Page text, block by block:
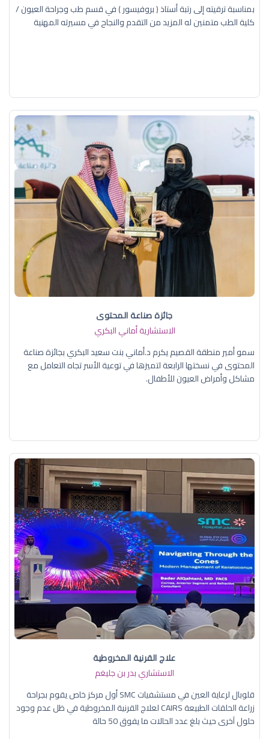
بمناسبة ترقيته إلى رتبة أستاذ ( بروفيسور ) في قسم طب وجراحة العيون /
كلية الطب متمنين له المزيد من التقدم والنجاح في مسيرته المهنية
جائزة صناعة المحتوى
الاستشارية أماني البكري
سمو أمير منطقة القصيم يكرم د.أماني بنت سعيد البكري بجائزة صناعة
المحتوى في نسختها الرابعة لتميزها في توعية الأسر تجاه التعامل مع
مشاكل وأمراض العيون للأطفال.
علاج القرنية المخروطية
الاستشاري بدر بن جليغم
قلوبال لرعاية العين في مستشفيات SMC أول مركز خاص يقوم بجراحة
زراعة الحلقات الطبيعة CAIRS لعلاج القرنية المخروطية في ظل عدم وجود
حلول آخرى حيث بلغ عدد الحالات ما يفوق 50 حالة